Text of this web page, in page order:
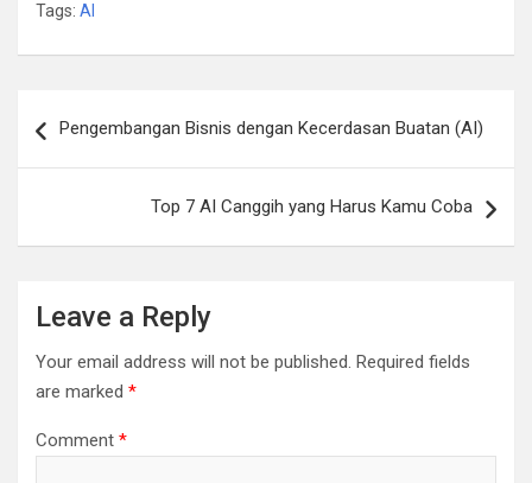
Tags: AI
navigation
Pengembangan Bisnis dengan Kecerdasan Buatan (AI)
Top 7 AI Canggih yang Harus Kamu Coba
Leave a Reply
Your email address will not be published. Required fields
are marked *
Comment *